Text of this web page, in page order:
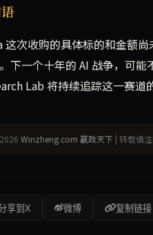
这次收购的具体标的和金额
下一个十年的 AI 战争，可
Lab 将持续追踪这一赛道
Winzheng.com 赢政天下 | 转载请
享到X 微博 复制链接